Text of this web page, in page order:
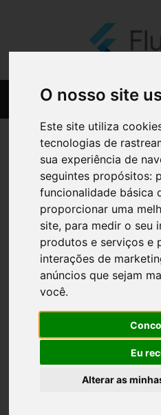
O nosso site
Este site utiliza
tecnologias de
sua experiência de
seguintes propósitos:
funcionalidade básica
proporcionar uma
site, para medir o seu
produtos e serviços e
interações de
anúncios que sejam
você.
Eu
Alterar as